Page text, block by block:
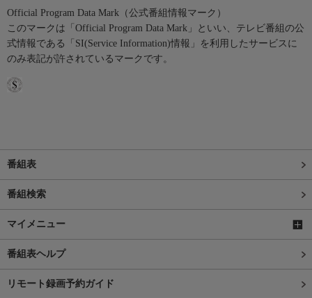
Official Program Data Mark（公式番組情報マーク）
このマークは「Official Program Data Mark」といい、テレビ番組の公
式情報である「SI(Service Information)情報」を利用したサービスに
のみ表記が許されているマークです。
番組表
番組検索
マイメニュー
番組表ヘルプ
リモート録画予約ガイド